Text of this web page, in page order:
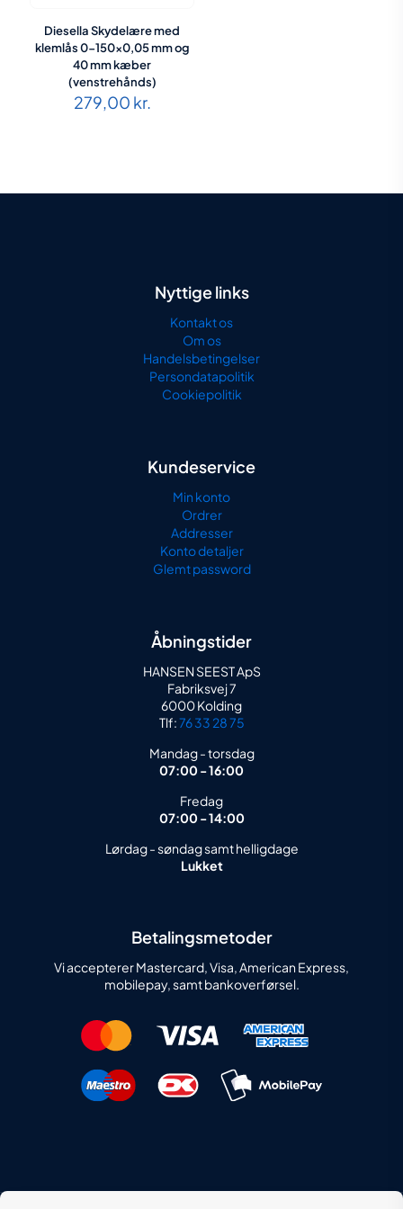
Diesella Skydelære med
klemlås 0-150×0,05 mm og
40 mm kæber
(venstrehånds)
279,00 kr.
Nyttige links
Kontakt os
Om os
Handelsbetingelser
Persondatapolitik
Cookiepolitik
Kundeservice
Min konto
Ordrer
Addresser
Konto detaljer
Glemt password
Åbningstider
HANSEN SEEST ApS
Fabriksvej 7
6000 Kolding
Tlf:76 33 28 75
Mandag - torsdag
07:00 - 16:00
Fredag
07:00 - 14:00
Lørdag - søndag samt helligdage
Lukket
Betalingsmetoder
Vi accepterer Mastercard, Visa, American Express,
mobilepay, samt bankoverførsel.